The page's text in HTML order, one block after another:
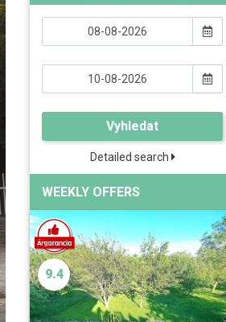
Vyhledat
Detailed search
WEEKLY OFFERS
9.4